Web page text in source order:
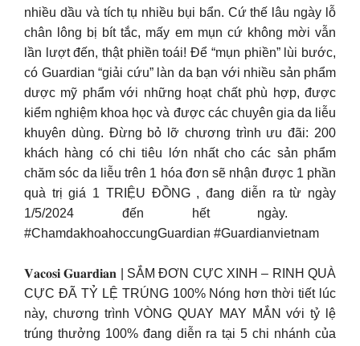
nhiều dầu và tích tụ nhiều bụi bẩn. Cứ thế lâu ngày lỗ
chân lông bị bít tắc, mấy em mụn cứ không mời vẫn
lần lượt đến, thật phiền toái!​ Để “mụn phiền” lùi bước,
có Guardian “giải cứu” làn da bạn với nhiều sản phẩm
dược mỹ phẩm với những hoạt chất phù hợp, được
kiểm nghiệm khoa học và được các chuyên gia da liễu
khuyên dùng.​ Đừng bỏ lỡ chương trình ưu đãi: 200
khách hàng có chi tiêu lớn nhất cho các sản phẩm
chăm sóc da liễu trên 1 hóa đơn sẽ nhận được 1 phần
quà trị giá 1 TRIỆU ĐỒNG , đang diễn ra từ ngày
1/5/2024 đến hết ngày. ​
#ChamdakhoahoccungGuardian #Guardianvietnam
𝐕𝐚𝐜𝐨𝐬𝐢 𝐆𝐮𝐚𝐫𝐝𝐢𝐚𝐧 | SẮM ĐƠN CỰC XINH – RINH QUÀ
CỰC ĐÃ TỶ LỆ TRÚNG 100% Nóng hơn thời tiết lúc
này, chương trình VÒNG QUAY MAY MẮN với tỷ lệ
trúng thưởng 100% đang diễn ra tại 5 chi nhánh của